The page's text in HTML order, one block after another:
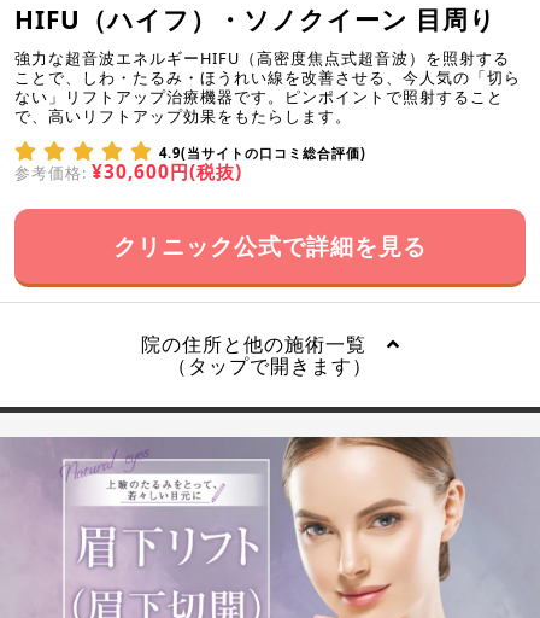
HIFU（ハイフ）・ソノクイーン 目周り
強力な超音波エネルギーHIFU（高密度焦点式超音波）を照射する
ことで、しわ・たるみ・ほうれい線を改善させる、今人気の「切ら
ない」リフトアップ治療機器です。ピンポイントで照射すること
で、高いリフトアップ効果をもたらします。
4.9(当サイトの口コミ総合評価)
参考価格: ¥30,600円(税抜)
クリニック公式で詳細を見る
院の住所と他の施術一覧
（タップで開きます）